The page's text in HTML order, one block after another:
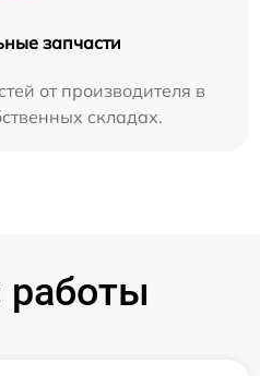
запчасти
от производителя в
складах.